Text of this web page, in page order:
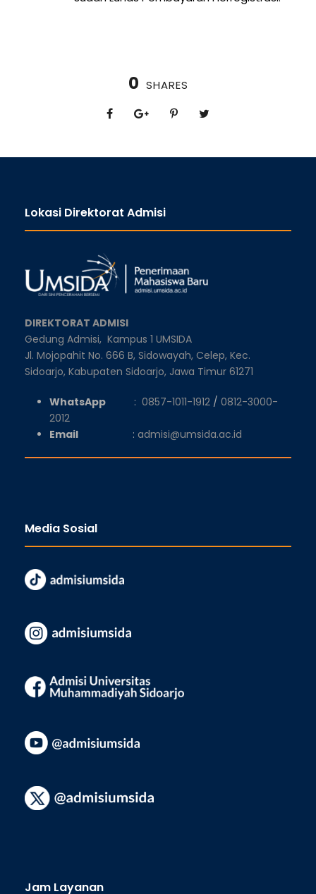
0 SHARES
Lokasi Direktorat Admisi
DIREKTORAT ADMISI
Gedung Admisi, Kampus 1 UMSIDA
Jl. Mojopahit No. 666 B, Sidowayah, Celep, Kec.
Sidoarjo, Kabupaten Sidoarjo, Jawa Timur 61271
WhatsApp : 0857-1011-1912 / 0812-3000-
2012
Email
: admisi@umsida.ac.id
Media Sosial
Jam Layanan